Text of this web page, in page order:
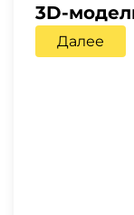
3D-
Далее